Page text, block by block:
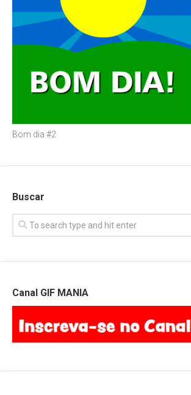
Bom dia #2
Buscar
Canal GIF MANIA